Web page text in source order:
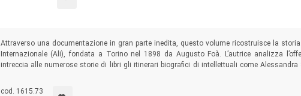
Attraverso una documentazione in gran parte inedita, questo volume ricostruisce la storia
Internazionale (Ali), fondata a Torino nel 1898 da Augusto Foà. L’autrice analizza
intreccia alle numerose storie di libri gli itinerari biografici di intellettuali come Alessandra
Adriano Olivetti, fornendo un contributo alle pioneristiche riflessioni sulle agenzie letterarie
di una storia globale della cultura.
cod. 1615.73